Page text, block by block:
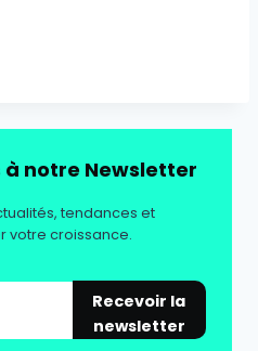
notre Newsletter
tendances et
votre croissance.
Recevoir la
newsletter